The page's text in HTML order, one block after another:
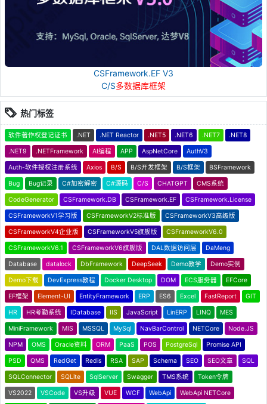
CSFramework.EF V3
C/S多数据库框架
热门标签
软件著作权登记证书 .NET .NET Reactor .NET5 .NET6 .NET7 .NET8
.NET9 .NETFramework AI编程 APP AspNetCore AuthV3
Auth-软件授权注册系统 Axios B/S B/S开发框架 B/S框架 BSFramework
Bug Bug记录 C#加密解密 C#源码 C/S CHATGPT CMS系统
CodeGenerator CSFramework.DB CSFramework.EF CSFramework.License
CSFrameworkV1学习版 CSFrameworkV2标准版 CSFrameworkV3高级版
CSFrameworkV4企业版 CSFrameworkV5旗舰版 CSFrameworkV6.0
CSFrameworkV6.1 CSFrameworkV6旗舰版 DAL数据访问层 DaMeng
Database datalock DbFramework DeepSeek Demo教学 Demo实例
Demo下载 DevExpress教程 Docker Desktop DOM ECS服务器 EFCore
EF框架 Element-UI EntityFramework ERP ES6 Excel FastReport GIT
HR HR考勤系统 IDatabase IIS JavaScript LinERP LINQ MES
MiniFramework MIS MSSQL MySql NavBarControl NETCore Node.JS
NPM OMS Oracle资料 ORM PaaS POS PostgreSql Promise API
PSD QMS RedGet Redis RSA SAP Schema SEO SEO文章 SQL
SQLConnector SQLite SqlServer Swagger TMS系统 Token令牌
VS2022 VSCode VS升级 VUE WCF WebApi WebApi NETCore